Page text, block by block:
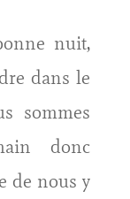
nuit,
dans le
sommes
donc
de nous y